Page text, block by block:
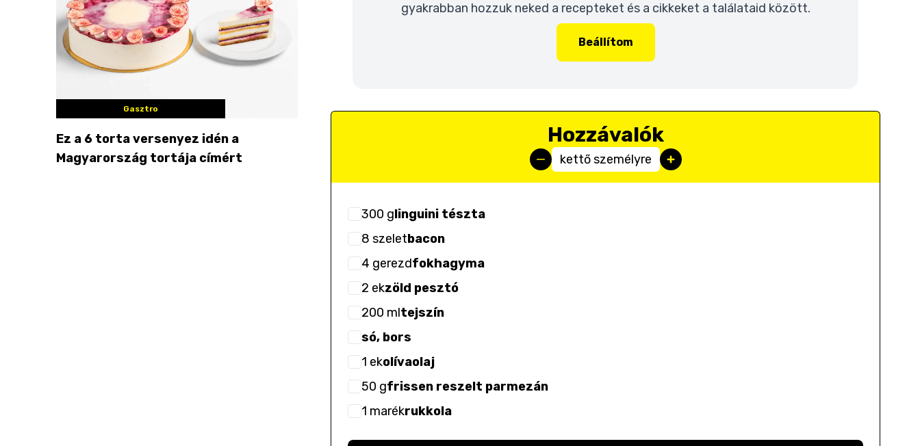
Gasztro
Ez a 6 torta versenyez idén a
Magyarország tortája címért
gyakrabban hozzuk neked a recepteket és a cikkeket a találataid között.
Beállítom
Hozzávalók
kettő személyre
300 glinguini tészta
8 szeletbacon
4 gerezdfokhagyma
2 ekzöld pesztó
200 mltejszín
só, bors
1 ekolívaolaj
50 gfrissen reszelt parmezán
1 marékrukkola